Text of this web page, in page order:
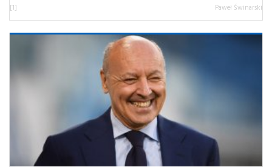
[1] Paweł Świnarski